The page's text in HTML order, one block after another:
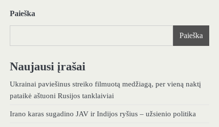
Paieška
Paieška
Naujausi įrašai
Ukrainai paviešinus streiko filmuotą medžiagą, per vieną naktį
pataikė aštuoni Rusijos tanklaiviai
Irano karas sugadino JAV ir Indijos ryšius – užsienio politika